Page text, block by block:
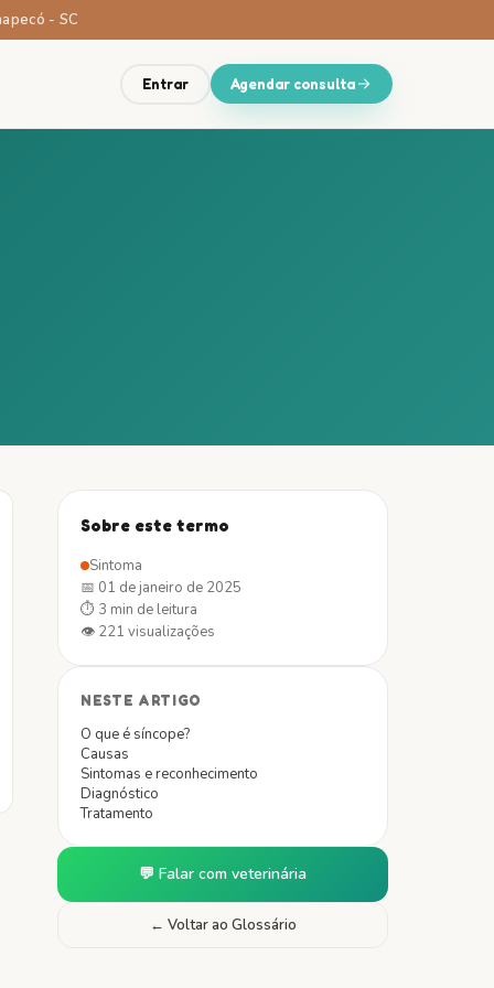
- SC
Entrar Agendar consulta
Sobre este termo
Sintoma
📅 01 de janeiro de 2025
⏱ 3 min de leitura
👁 221 visualizações
NESTE ARTIGO
O que é síncope?
Causas
Sintomas e reconhecimento
Diagnóstico
Tratamento
💬 Falar com veterinária
← Voltar ao Glossário